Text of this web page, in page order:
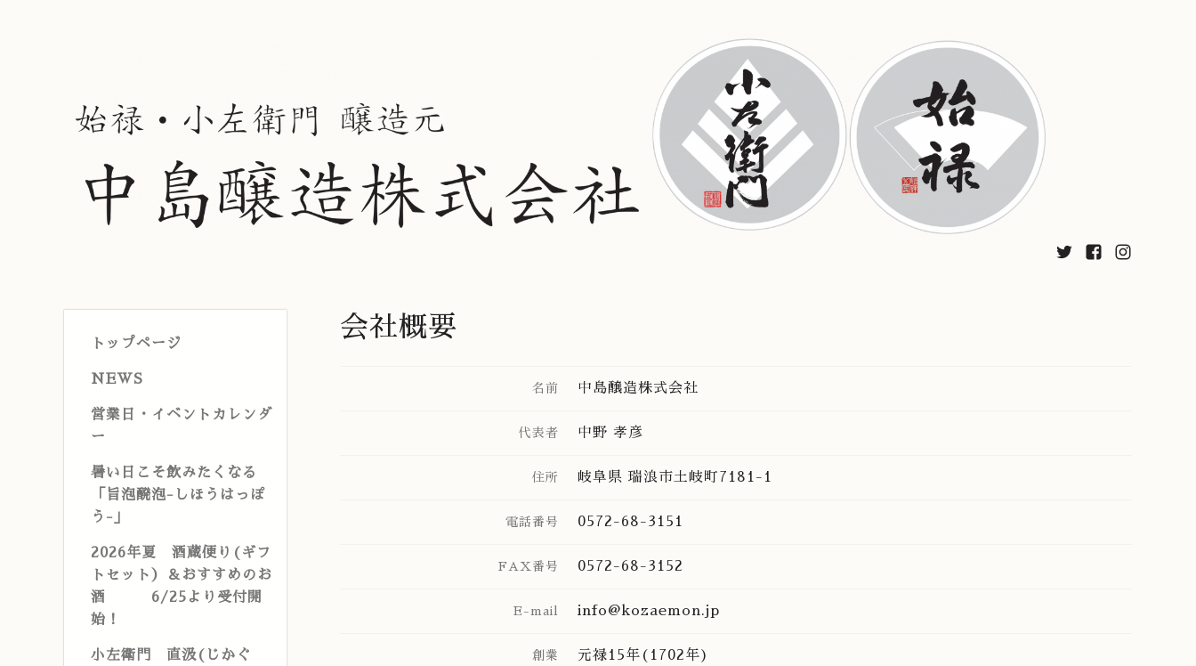
トップページ
NEWS
営業日・イベントカレンダ
ー
暑い日こそ飲みたくなる
「旨泡醗泡-しほうはっぽ
う-」
2026年夏 酒蔵便り(ギフ
トセット）＆おすすめのお
酒 6/25より受付開
始！
小左衛門 直汲(じかぐ
会社概要
名前 中島醸造株式会社
代表者 中野 孝彦
住所 岐阜県 瑞浪市土岐町7181-1
電話番号 0572-68-3151
FAX番号 0572-68-3152
E-mail info@kozaemon.jp
創業 元禄15年(1702年)